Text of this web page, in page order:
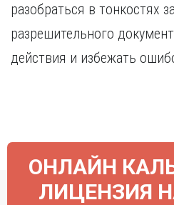
Нижний Новгород
Нижний Тагил
Новокузнецк
Новосибирск
разобраться в тонкостях
разрешительного
действия и избежать
ОНЛАЙН
ЛИЦЕНЗИЯ